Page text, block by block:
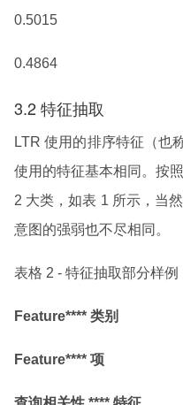
0.5015
0.4864
3.2 特征抽取
LTR 使用的排序特征（也
使用的特征基本相同。按
2 大类，如表 1 所示，当
意图的强弱也不尽相同。
表格 2 - 特征抽取部分样例
Feature**** 类别
Feature**** 项